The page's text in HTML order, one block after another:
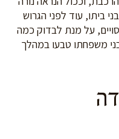
ביתו, עוד לפני הגרוש
על מנת לבדוק כמה
משפחתו טבעו במהלך